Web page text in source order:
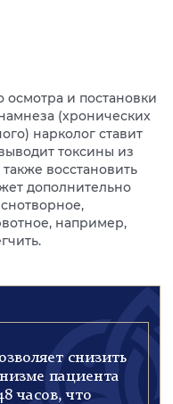
осмотра и постановки
(хронических
нарколог ставит
токсины из
восстановить
дополнительно
например,
снизить
пациента
часов, что